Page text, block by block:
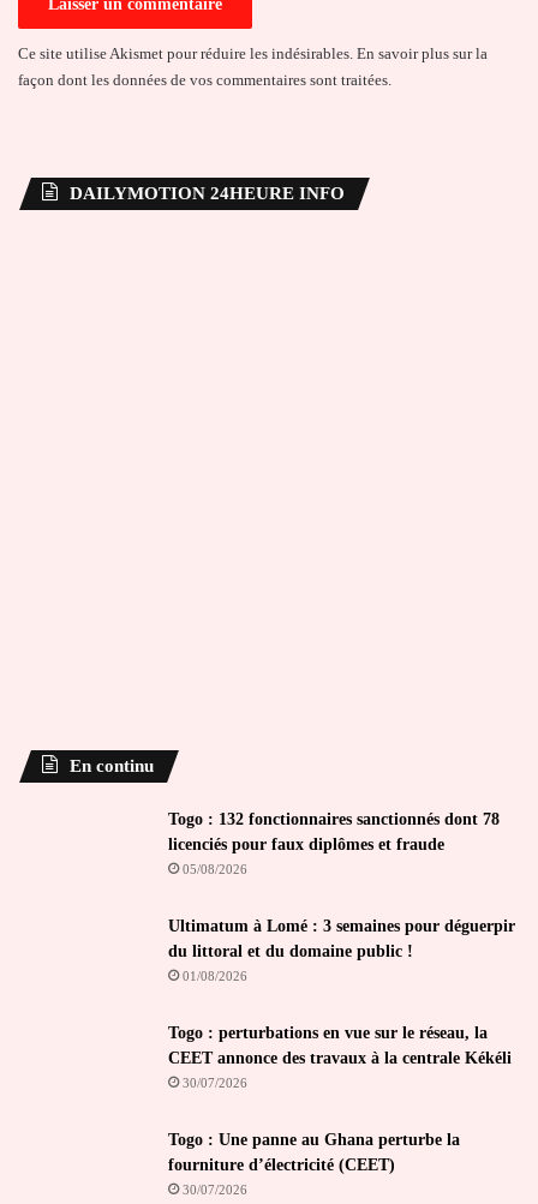
Ce site utilise Akismet pour réduire les indésirables. En savoir plus sur la
façon dont les données de vos commentaires sont traitées.
DAILYMOTION 24HEURE INFO
En continu
Togo : 132 fonctionnaires sanctionnés dont 78
licenciés pour faux diplômes et fraude
05/08/2026
Ultimatum à Lomé : 3 semaines pour déguerpir
du littoral et du domaine public !
01/08/2026
Togo : perturbations en vue sur le réseau, la
CEET annonce des travaux à la centrale Kékéli
30/07/2026
Togo : Une panne au Ghana perturbe la
fourniture d’électricité (CEET)
30/07/2026